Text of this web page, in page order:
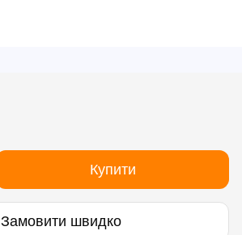
Купити
Замовити швидко